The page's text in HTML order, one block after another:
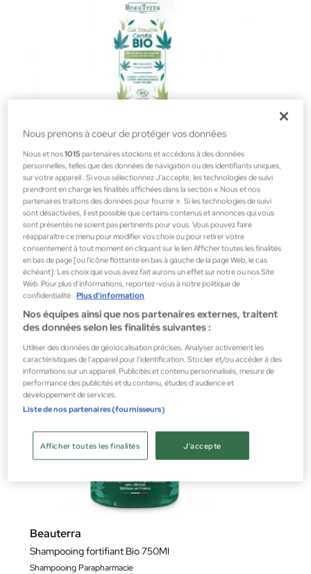
Beauterra
GEL DOUCHE BIO 75 ML
Cosmétique faciale Parapharmacie
2,00 €
Beauterra
Shampooing fortifiant Bio 750Ml
Shampooing Parapharmacie
Nous prenons à coeur de protéger vos données
Nous et nos1015 partenaires stockons et accédons à des données
personnelles, telles que des données de navigation ou des identifiants uniques,
sur votre appareil . Si vous sélectionnez J'accepte, les technologies de suivi
prendront en charge les finalités affichées dans la section « Nous et nos
partenaires traitons des données pour fournir ». Si les technologies de suivi
sont désactivées, il est possible que certains contenus et annonces qui vous
sont présentés ne soient pas pertinents pour vous. Vous pouvez faire
réapparaître ce menu pour modifier vos choix ou pour retirer votre
consentement à tout moment en cliquant sur le lien Afficher toutes les finalités
en bas de page [ou l'icône flottante en bas à gauche de la page Web, le cas
échéant]. Les choix que vous avez fait aurons un effet sur notre ou nos Site
Web. Pour plus d’informations, reportez-vous à notre politique de
confidentialité. Plus d'information
Nos équipes ainsi que nos partenaires externes, traitent
des données selon les finalités suivantes :
Utiliser des données de géolocalisation précises. Analyser activement les
caractéristiques de l’appareil pour l’identification. Stocker et/ou accéder à des
informations sur un appareil. Publicités et contenu personnalisés, mesure de
performance des publicités et du contenu, études d’audience et
développement de services.
Liste de nos partenaires (fournisseurs)
J'accepte
Afficher toutes les finalités